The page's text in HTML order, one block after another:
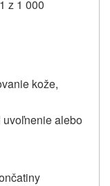
z 1 000
kože,
uvoľnenie alebo